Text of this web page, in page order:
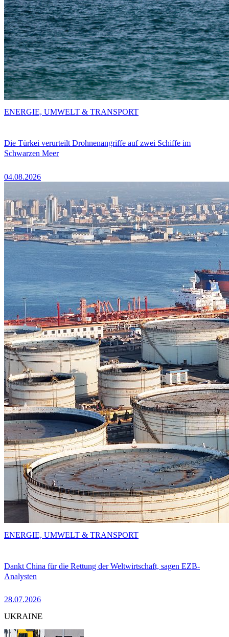
Die Türkei verurteilt Drohnenangriffe auf zwei Schiffe im
Schwarzen Meer
04.08.2026
ENERGIE, UMWELT & TRANSPORT
Dankt China für die Rettung der Weltwirtschaft, sagen EZB-
Analysten
28.07.2026
ENERGIE, UMWELT & TRANSPORT
UKRAINE